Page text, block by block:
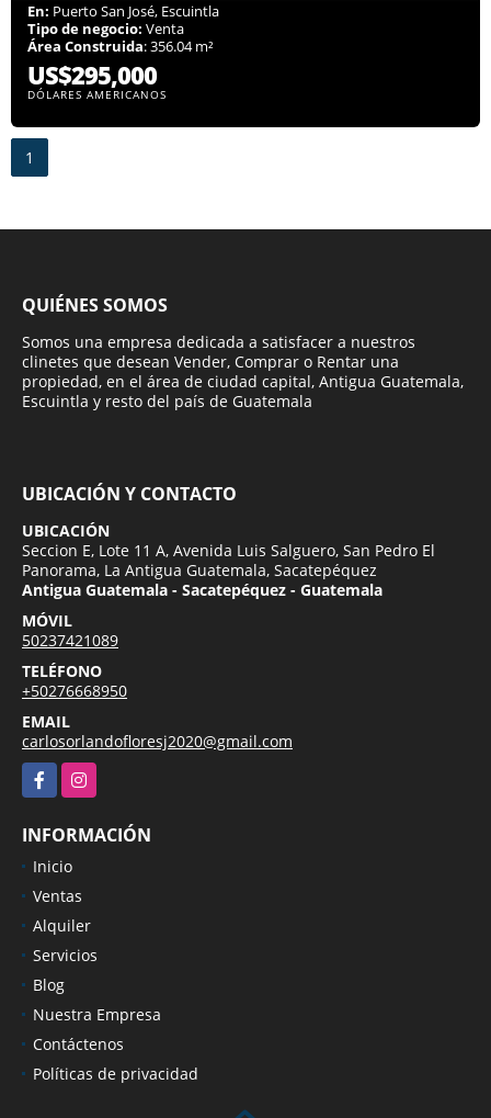
En: Puerto San José, Escuintla
Tipo de negocio: Venta
Área Construida: 356.04 m²
US$295,000
DÓLARES AMERICANOS
1
QUIÉNES SOMOS
Somos una empresa dedicada a satisfacer a nuestros
clinetes que desean Vender, Comprar o Rentar una
propiedad, en el área de ciudad capital, Antigua Guatemala,
Escuintla y resto del país de Guatemala
UBICACIÓN Y CONTACTO
UBICACIÓN
Seccion E, Lote 11 A, Avenida Luis Salguero, San Pedro El
Panorama, La Antigua Guatemala, Sacatepéquez
Antigua Guatemala - Sacatepéquez - Guatemala
MÓVIL
50237421089
TELÉFONO
+50276668950
EMAIL
carlosorlandofloresj2020@gmail.com
FacebookInstagram
INFORMACIÓN
Inicio
Ventas
Alquiler
Servicios
Blog
Nuestra Empresa
Contáctenos
Políticas de privacidad